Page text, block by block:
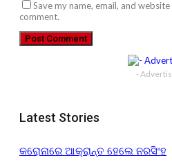
Save my name, email, and
comment.
-
Latest Stories
କରୋନାରେ ଆକ୍ରାନ୍ତ ହେଲେ ନରସିଂହ